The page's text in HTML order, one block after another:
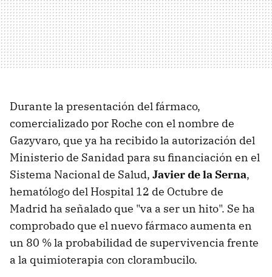
Durante la presentación del fármaco,
comercializado por Roche con el nombre de
Gazyvaro, que ya ha recibido la autorización del
Ministerio de Sanidad para su financiación en el
Sistema Nacional de Salud, Javier de la Serna,
hematólogo del Hospital 12 de Octubre de
Madrid ha señalado que "va a ser un hito". Se ha
comprobado que el nuevo fármaco aumenta en
un 80 % la probabilidad de supervivencia frente
a la quimioterapia con clorambucilo.